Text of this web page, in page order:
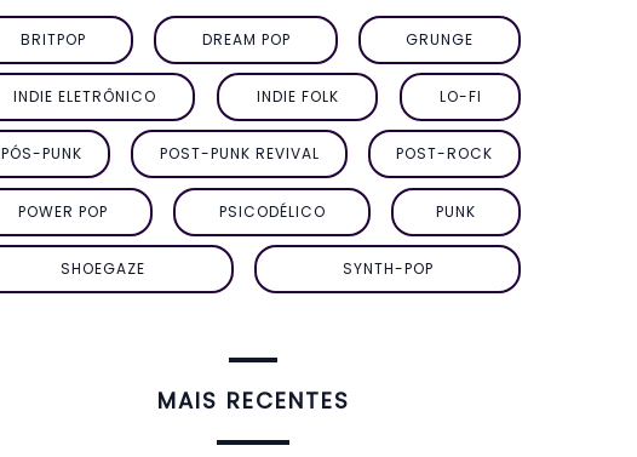
BRITPOP DREAM POP GRUNGE
INDIE ELETRÔNICO INDIE FOLK LO-FI
PÓS-PUNK POST-PUNK REVIVAL POST-ROCK
POWER POP PSICODÉLICO PUNK
SHOEGAZE SYNTH-POP
MAIS RECENTES